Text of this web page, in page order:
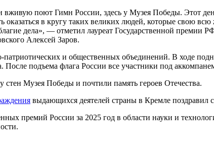
вживую поют Гимн России, здесь у Музея Победы. Этот
оказаться в кругу таких великих людей, которые свою
дела», — отметил лауреат Государственной премии
Алексей Заров.
и общественных объединений. В ходе
После подъема флага России все участники под
Музея Победы и почтили память героев Отечества.
выдающихся деятелей страны в Кремле поздравил
премий России за 2025 год в области науки и